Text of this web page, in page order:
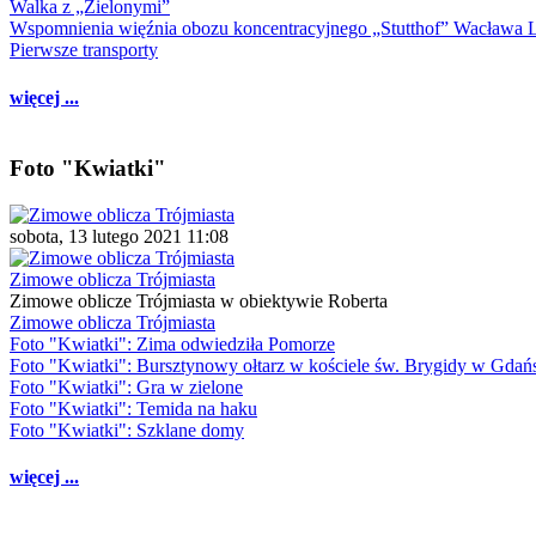
Walka z „Zielonymi”
Wspomnienia więźnia obozu koncentracyjnego „Stutthof” Wacława
Pierwsze transporty
więcej ...
Foto "Kwiatki"
sobota, 13 lutego 2021 11:08
Zimowe oblicza Trójmiasta
Zimowe oblicze Trójmiasta w obiektywie Roberta
Zimowe oblicza Trójmiasta
Foto "Kwiatki": Zima odwiedziła Pomorze
Foto "Kwiatki": Bursztynowy ołtarz w kościele św. Brygidy w
Foto "Kwiatki": Gra w zielone
Foto "Kwiatki": Temida na haku
Foto "Kwiatki": Szklane domy
więcej ...